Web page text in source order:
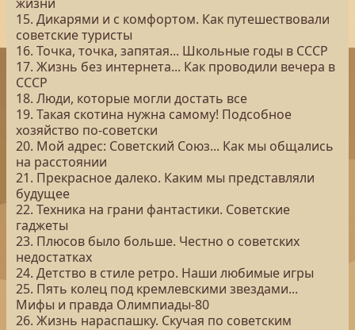
15. Дикарями и с комфортом. Как путешествовали
советские туристы
16. Точка, точка, запятая... Школьные годы в СССР
17. Жизнь без интернета... Как проводили вечера в
СССР
18. Люди, которые могли достать все
19. Такая скотина нужна самому! Подсобное
хозяйство по-советски
20. Мой адрес: Советский Союз... Как мы общались
на расстоянии
21. Прекрасное далеко. Каким мы представляли
будущее
22. Техника на грани фантастики. Советские
гаджеты
23. Плюсов было больше. Честно о советских
недостатках
24. Детство в стиле ретро. Наши любимые игры
25. Пять колец под кремлевскими звездами...
Мифы и правда Олимпиады-80
26. Жизнь нараспашку. Скучая по советским